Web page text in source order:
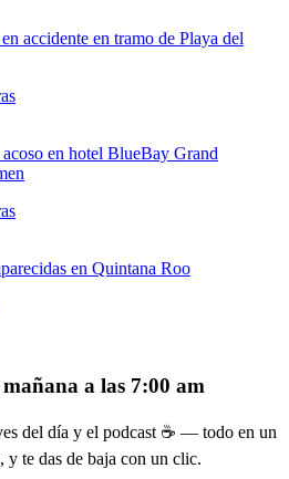
accidente en tramo de Playa del
en hotel BlueBay Grand
en Quintana Roo
a las 7:00 am
del día y el podcast ☕ — todo en un
y te das de baja con un clic.